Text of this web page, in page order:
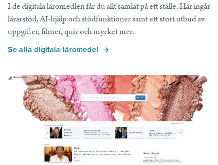
I de digitala läromedlen får du allt samlat på ett ställe. Här ingår
lärarstöd, AI-hjälp och stödfunktioner samt ett stort utbud av
uppgifter, filmer, quiz och mycket mer.
Se alla digitala läromedel